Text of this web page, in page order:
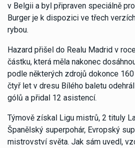
v Belgii a byl připraven speciálně
Burger je k dispozici ve třech
rybou.
Hazard přišel do Realu Madrid v
částku, která měla nakonec
podle některých zdrojů dokonce
čtyř let v dresu Bílého baletu
gólů a přidal 12 asistencí.
Týmově získal Ligu mistrů, 2 tituly
Španělský superpohár, Evropský
mistrovství světa. Jak sám uvedl,